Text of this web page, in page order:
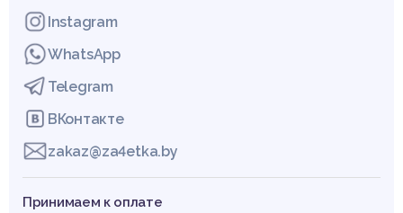
Instagram
WhatsApp
Telegram
ВКонтакте
zakaz@za4etka.by
Принимаем к оплате